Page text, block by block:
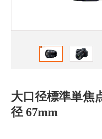
大口径標準単焦
径 67mm